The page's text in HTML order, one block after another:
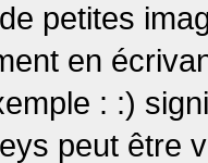
petites
en
: :)
peut être